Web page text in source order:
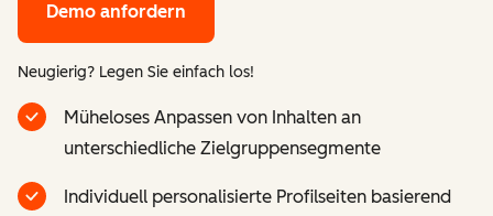
Demo anfordern
Neugierig? Legen Sie einfach los!
Müheloses Anpassen von Inhalten an
unterschiedliche Zielgruppensegmente
Individuell personalisierte Profilseiten basierend